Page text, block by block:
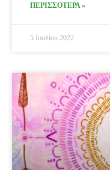
ΠΕΡΙΣΣΟΤΕΡΑ »
5 Ιουλίου 2022